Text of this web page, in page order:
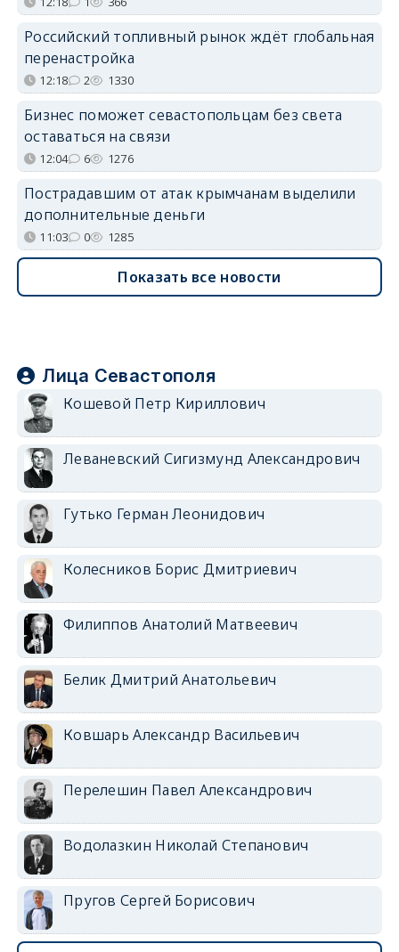
Российский топливный рынок ждёт глобальная
перенастройка
12:18 2 1330
Бизнес поможет севастопольцам без света
оставаться на связи
12:04 6 1276
Пострадавшим от атак крымчанам выделили
дополнительные деньги
11:03 0 1285
Показать все новости
Лица Севастополя
Кошевой Петр Кириллович
Леваневский Сигизмунд Александрович
Гутько Герман Леонидович
Колесников Борис Дмитриевич
Филиппов Анатолий Матвеевич
Белик Дмитрий Анатольевич
Ковшарь Александр Васильевич
Перелешин Павел Александрович
Водолазкин Николай Степанович
Пругов Сергей Борисович